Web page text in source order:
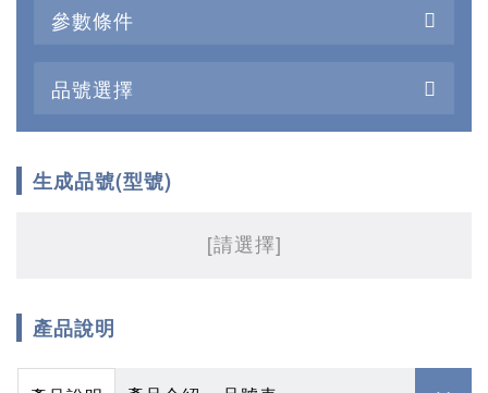
參數條件
品號選擇
生成品號(型號)
[請選擇]
產品說明